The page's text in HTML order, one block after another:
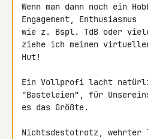
Wenn man dann noch ein
Engagement, Enthusiasmus
wie z. Bspl. TdB oder
ziehe ich meinen
Hut!
Ein Vollprofi lacht
"Basteleien", für
es das Größte.
Nichtsdestotrotz, wehrter